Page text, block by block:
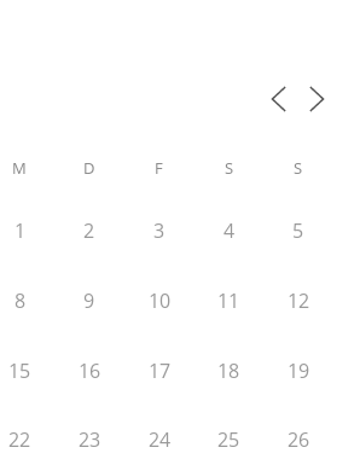
M D F S S
1 2 3 4 5
8 9 10 11 12
15 16 17 18 19
22 23 24 25 26